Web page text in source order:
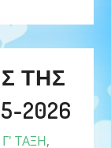
ΤΗΣ
2026
Γ' ΤΑΞΗ,